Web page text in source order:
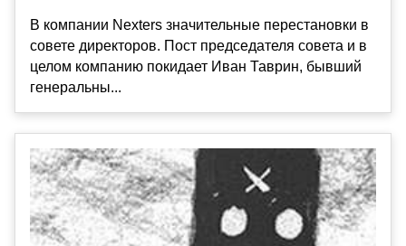
В компании Nexters значительные перестановки в
совете директоров. Пост председателя совета и в
целом компанию покидает Иван Таврин, бывший
генеральны...